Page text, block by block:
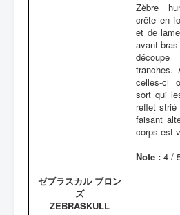
Zèbre
crête en
et de
avant-
tranches.
celles-ci
sort qui
reflet strié
faisant
corps est
Note : 4 /
ゼブラスカル ブロン
ズ
ZEBRASKULL